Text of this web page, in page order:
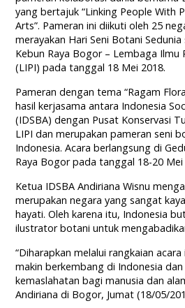
yang bertajuk “Linking People With
Arts”. Pameran ini diikuti oleh 25
merayakan Hari Seni Botani
Kebun Raya Bogor – Lembaga Ilmu
(LIPI) pada tanggal 18 Mei 2018.
Pameran dengan tema “Ragam
hasil kerjasama antara Indonesia
(IDSBA) dengan Pusat Konservasi
LIPI dan merupakan pameran seni
Indonesia. Acara berlangsung di
Raya Bogor pada tanggal 18-20 Mei
Ketua IDSBA Andiriana Wisnu
merupakan negara yang sangat
hayati. Oleh karena itu, Indonesia
ilustrator botani untuk
“Diharapkan melalui rangkaian
makin berkembang di Indonesia
kemaslahatan bagi manusia dan
Andiriana di Bogor, Jumat (18/05/